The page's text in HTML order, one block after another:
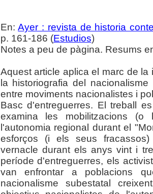
En:Ayer : revista de historia
p. 161-186 (Estudios)
Notes a peu de pàgina. Resums
Aquest article aplica el marc de
la historiografia del
entre moviments nacionalistes i
Basc d'entreguerres. El treball
examina les mobilitzacions
l'autonomia regional durant el
esforços (i els seus
vernacle durant els anys vint i
període d'entreguerres, els
van enfrontar a poblacions
nacionalisme subestatal